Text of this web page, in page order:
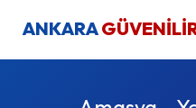
ANKARA